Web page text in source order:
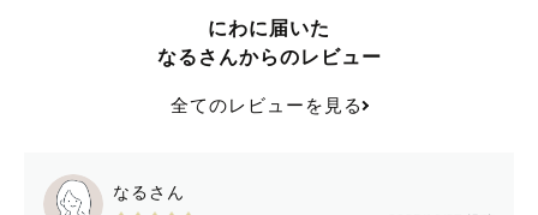
にわに届いた
なるさんからのレビュー
全てのレビューを見る
なるさん